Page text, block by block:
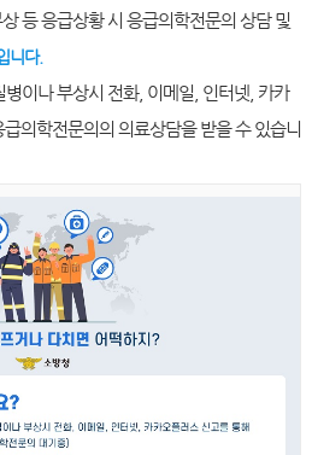
등 응급상황 시 응급의학전문의 상담 및
니다.
이나 부상시 전화, 이메일, 인터넷, 카카
의학전문의의 의료상담을 받을 수 있습니